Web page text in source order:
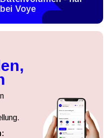
bei Voye